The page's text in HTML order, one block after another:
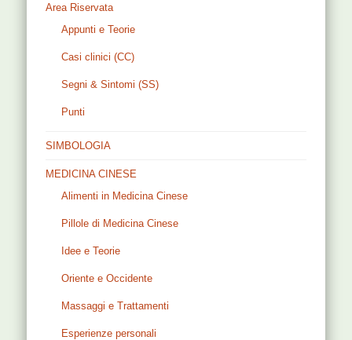
Area Riservata
Appunti e Teorie
Casi clinici (CC)
Segni & Sintomi (SS)
Punti
SIMBOLOGIA
MEDICINA CINESE
Alimenti in Medicina Cinese
Pillole di Medicina Cinese
Idee e Teorie
Oriente e Occidente
Massaggi e Trattamenti
Esperienze personali